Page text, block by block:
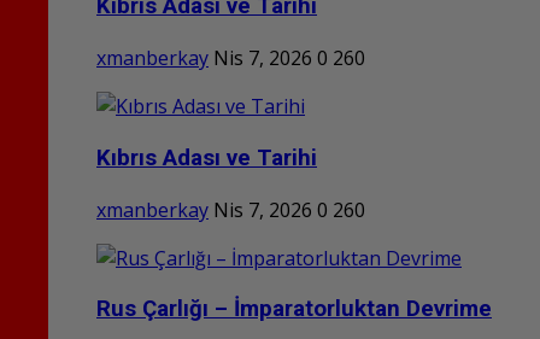
Kıbrıs Adası ve Tarihi
xmanberkay Nis 7, 2026 0 260
Kıbrıs Adası ve Tarihi
xmanberkay Nis 7, 2026 0 260
Rus Çarlığı – İmparatorluktan Devrime